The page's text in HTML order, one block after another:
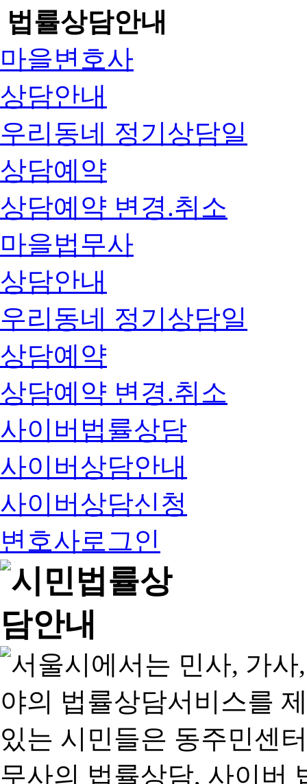
법률상담안내
마을변호사
상담안내
우리동네 정기상담일
상담예약
상담예약 변경.취소
마을법무사
상담안내
우리동네 정기상담일
상담예약
상담예약 변경.취소
사이버법률상담
사이버상담안내
사이버상담신청
변호사로그인